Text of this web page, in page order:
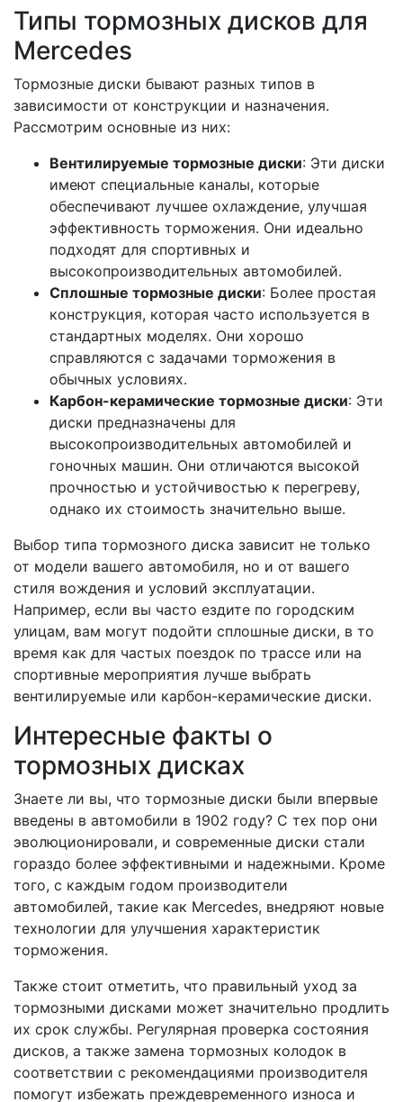
Типы тормозных дисков для
Mercedes
Тормозные диски бывают разных типов в
зависимости от конструкции и назначения.
Рассмотрим основные из них:
Вентилируемые тормозные диски: Эти диски
имеют специальные каналы, которые
обеспечивают лучшее охлаждение, улучшая
эффективность торможения. Они идеально
подходят для спортивных и
высокопроизводительных автомобилей.
Сплошные тормозные диски: Более простая
конструкция, которая часто используется в
стандартных моделях. Они хорошо
справляются с задачами торможения в
обычных условиях.
Карбон-керамические тормозные диски: Эти
диски предназначены для
высокопроизводительных автомобилей и
гоночных машин. Они отличаются высокой
прочностью и устойчивостью к перегреву,
однако их стоимость значительно выше.
Выбор типа тормозного диска зависит не только
от модели вашего автомобиля, но и от вашего
стиля вождения и условий эксплуатации.
Например, если вы часто ездите по городским
улицам, вам могут подойти сплошные диски, в то
время как для частых поездок по трассе или на
спортивные мероприятия лучше выбрать
вентилируемые или карбон-керамические диски.
Интересные факты о
тормозных дисках
Знаете ли вы, что тормозные диски были впервые
введены в автомобили в 1902 году? С тех пор они
эволюционировали, и современные диски стали
гораздо более эффективными и надежными. Кроме
того, с каждым годом производители
автомобилей, такие как Mercedes, внедряют новые
технологии для улучшения характеристик
торможения.
Также стоит отметить, что правильный уход за
тормозными дисками может значительно продлить
их срок службы. Регулярная проверка состояния
дисков, а также замена тормозных колодок в
соответствии с рекомендациями производителя
помогут избежать преждевременного износа и